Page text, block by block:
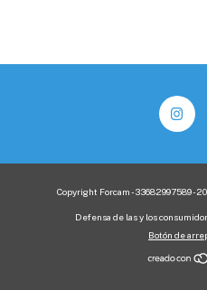
Copyright Forcam - 33682997589 -
Defensa de las y los
Botón de